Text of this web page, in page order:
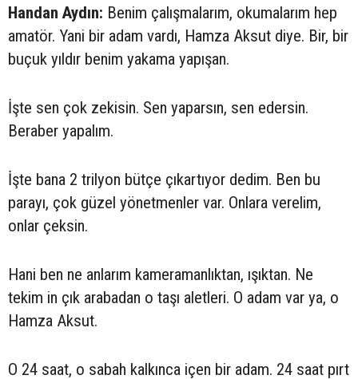
Handan Aydın: Benim çalışmalarım, okumalarım hep
amatör. Yani bir adam vardı, Hamza Aksut diye. Bir, bir
buçuk yıldır benim yakama yapışan.
İşte sen çok zekisin. Sen yaparsın, sen edersin.
Beraber yapalım.
İşte bana 2 trilyon bütçe çıkartıyor dedim. Ben bu
parayı, çok güzel yönetmenler var. Onlara verelim,
onlar çeksin.
Hani ben ne anlarım kameramanlıktan, ışıktan. Ne
tekim in çık arabadan o taşı aletleri. O adam var ya, o
Hamza Aksut.
O 24 saat, o sabah kalkınca içen bir adam. 24 saat pırt